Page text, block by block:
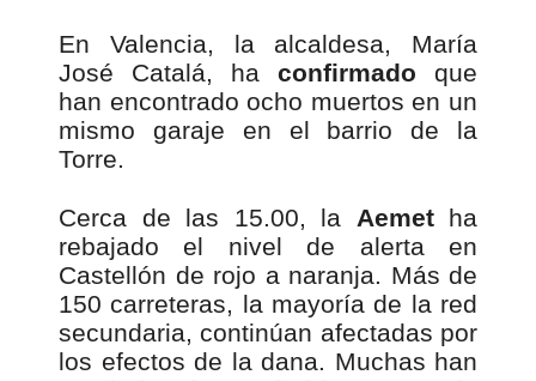
En Valencia, la alcaldesa, María
José Catalá, ha confirmado que
han encontrado ocho muertos en un
mismo garaje en el barrio de la
Torre.
Cerca de las 15.00, la Aemetha
rebajado el nivel de alerta en
Castellón de rojo a naranja. Más de
150 carreteras, la mayoría de la red
secundaria, continúan afectadas por
los efectos de la dana. Muchas han